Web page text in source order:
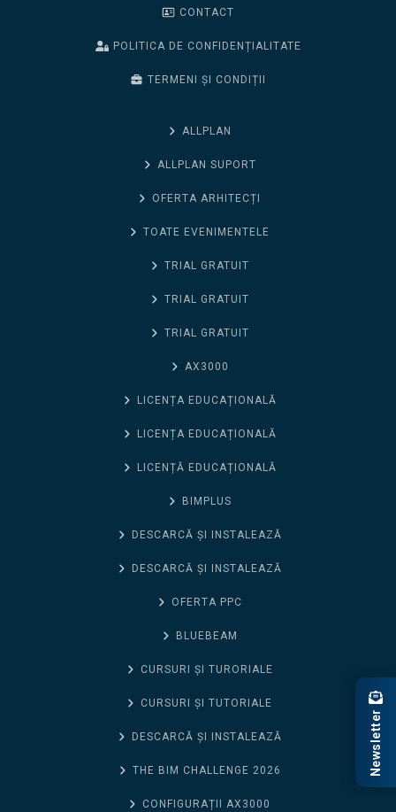
CONTACT
POLITICA DE CONFIDENȚIALITATE
TERMENI ȘI CONDIȚII
ALLPLAN
ALLPLAN SUPORT
OFERTA ARHITECȚI
TOATE EVENIMENTELE
TRIAL GRATUIT
TRIAL GRATUIT
TRIAL GRATUIT
AX3000
LICENȚA EDUCAȚIONALĂ
LICENȚA EDUCAȚIONALĂ
LICENȚĂ EDUCAȚIONALĂ
BIMPLUS
DESCARCĂ ȘI INSTALEAZĂ
DESCARCĂ ȘI INSTALEAZĂ
OFERTA PPC
BLUEBEAM
CURSURI ȘI TURORIALE
CURSURI ȘI TUTORIALE
DESCARCĂ ȘI INSTALEAZĂ
THE BIM CHALLENGE 2026
CONFIGURAȚII AX3000
Newsletter